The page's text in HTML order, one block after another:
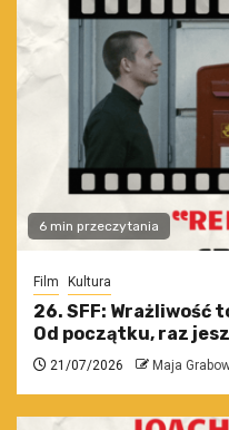
6 min przeczytania
Film Kultura
26. SFF: Wrażliwość
Od początku, raz
21/07/2026 Maja